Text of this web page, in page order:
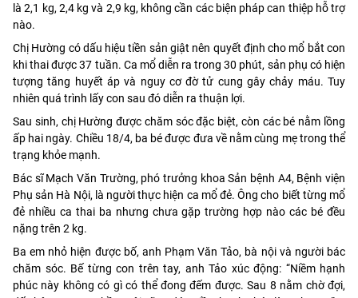
là 2,1 kg, 2,4 kg và 2,9 kg, không cần các biện pháp can thiệp hỗ trợ
nào.
Chị Hường có dấu hiệu tiền sản giật nên quyết định cho mổ bắt con
khi thai được 37 tuần. Ca mổ diễn ra trong 30 phút, sản phụ có hiện
tượng tăng huyết áp và nguy cơ đờ tử cung gây chảy máu. Tuy
nhiên quá trình lấy con sau đó diễn ra thuận lợi.
Sau sinh, chị Hường được chăm sóc đặc biệt, còn các bé nằm lồng
ấp hai ngày. Chiều 18/4, ba bé được đưa về nằm cùng mẹ trong thể
trạng khỏe mạnh.
Bác sĩ Mạch Văn Trường, phó trưởng khoa Sản bệnh A4, Bệnh viện
Phụ sản Hà Nội, là người thực hiện ca mổ đẻ. Ông cho biết từng mổ
đẻ nhiều ca thai ba nhưng chưa gặp trường hợp nào các bé đều
nặng trên 2 kg.
Ba em nhỏ hiện được bố, anh Phạm Văn Tảo, bà nội và người bác
chăm sóc. Bế từng con trên tay, anh Tảo xúc động: “Niềm hạnh
phúc này không có gì có thể đong đếm được. Sau 8 nằm chờ đợi,